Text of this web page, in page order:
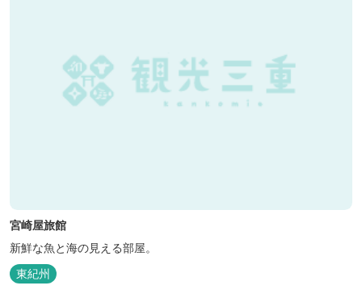
宮崎屋旅館
新鮮な魚と海の見える部屋。
東紀州